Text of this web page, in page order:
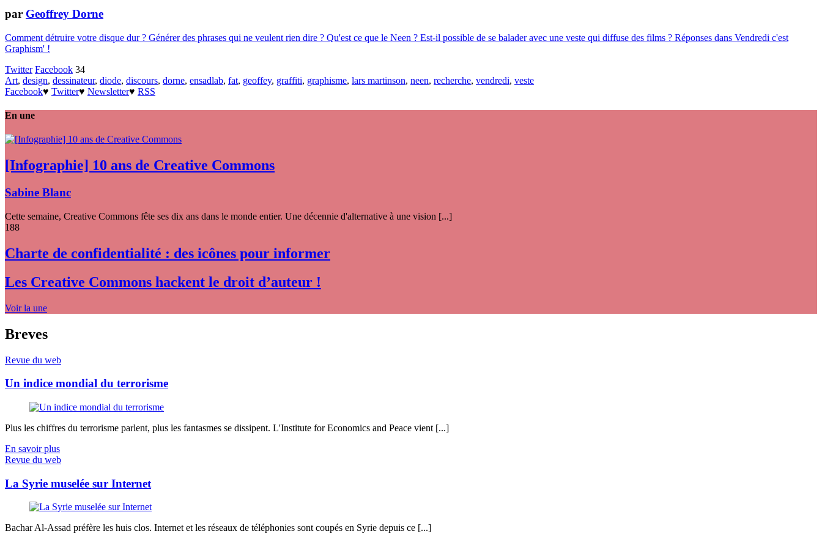
par Geoffrey Dorne
Comment détruire votre disque dur ? Générer des phrases qui ne veulent rien dire ? Qu'est ce que le Neen ? Est-il possible de se balader avec une veste qui diffuse des films ? Réponses dans Vendredi c'est
Graphism' !
Twitter Facebook 34
Art, design, dessinateur, diode, discours, dorne, ensadlab, fat, geoffey, graffiti, graphisme, lars martinson, neen, recherche, vendredi, veste
Facebook♥ Twitter♥ Newsletter♥ RSS
En une
[Infographie] 10 ans de Creative Commons
Sabine Blanc
Cette semaine, Creative Commons fête ses dix ans dans le monde entier. Une décennie d'alternative à une vision [...]
188
Charte de confidentialité : des icônes pour informer
Les Creative Commons hackent le droit d’auteur !
Voir la une
Breves
Revue du web
Un indice mondial du terrorisme
Plus les chiffres du terrorisme parlent, plus les fantasmes se dissipent. L'Institute for Economics and Peace vient [...]
En savoir plus
Revue du web
La Syrie muselée sur Internet
Bachar Al-Assad préfère les huis clos. Internet et les réseaux de téléphonies sont coupés en Syrie depuis ce [...]